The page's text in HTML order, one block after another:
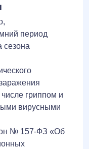
период
сезона
гриппом и
вирусными
№ 157-ФЗ «Об